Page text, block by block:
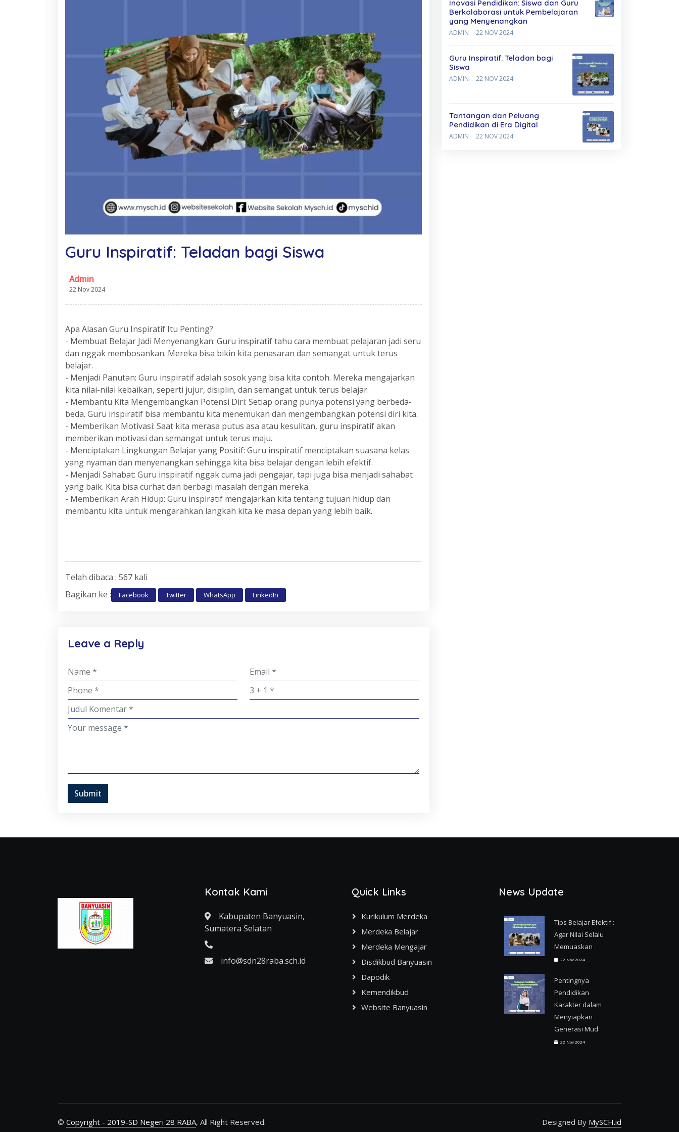
Guru Inspiratif: Teladan bagi Siswa
Admin
22 Nov 2024
Apa Alasan Guru Inspiratif Itu Penting?
- Membuat Belajar Jadi Menyenangkan: Guru inspiratif tahu cara membuat pelajaran jadi seru
dan nggak membosankan. Mereka bisa bikin kita penasaran dan semangat untuk terus
belajar.
- Menjadi Panutan: Guru inspiratif adalah sosok yang bisa kita contoh. Mereka mengajarkan
kita nilai-nilai kebaikan, seperti jujur, disiplin, dan semangat untuk terus belajar.
- Membantu Kita Mengembangkan Potensi Diri: Setiap orang punya potensi yang berbeda-
beda. Guru inspiratif bisa membantu kita menemukan dan mengembangkan potensi diri kita.
- Memberikan Motivasi: Saat kita merasa putus asa atau kesulitan, guru inspiratif akan
memberikan motivasi dan semangat untuk terus maju.
- Menciptakan Lingkungan Belajar yang Positif: Guru inspiratif menciptakan suasana kelas
yang nyaman dan menyenangkan sehingga kita bisa belajar dengan lebih efektif.
- Menjadi Sahabat: Guru inspiratif nggak cuma jadi pengajar, tapi juga bisa menjadi sahabat
yang baik. Kita bisa curhat dan berbagi masalah dengan mereka.
- Memberikan Arah Hidup: Guru inspiratif mengajarkan kita tentang tujuan hidup dan
membantu kita untuk mengarahkan langkah kita ke masa depan yang lebih baik.
Telah dibaca : 567 kali
Bagikan ke :
Facebook Twitter WhatsApp LinkedIn
Leave a Reply
Submit
Inovasi Pendidikan: Siswa dan Guru
Berkolaborasi untuk Pembelajaran
yang Menyenangkan
ADMIN 22 NOV 2024
Guru Inspiratif: Teladan bagi
Siswa
ADMIN 22 NOV 2024
Tantangan dan Peluang
Pendidikan di Era Digital
ADMIN 22 NOV 2024
Kontak Kami
Kabupaten Banyuasin,
Sumatera Selatan
info@sdn28raba.sch.id
Quick Links
Kurikulum Merdeka
Merdeka Belajar
Merdeka Mengajar
Disdikbud Banyuasin
Dapodik
Kemendikbud
Website Banyuasin
News Update
Tips Belajar Efektif :
Agar Nilai Selalu
Memuaskan
22 Nov 2024
Pentingnya
Pendidikan
Karakter dalam
Menyiapkan
Generasi Mud
22 Nov 2024
© Copyright - 2019-SD Negeri 28 RABA, All Right Reserved. Designed By MySCH.id